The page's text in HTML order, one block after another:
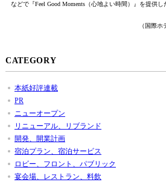
などで『Feel Good Moments（心地よい時間）』を提供し
（国際ホ
CATEGORY
本紙好評連載
PR
ニューオープン
リニューアル、リブランド
開発、開業計画
宿泊プラン、宿泊サービス
ロビー、フロント、パブリック
宴会場、レストラン、料飲